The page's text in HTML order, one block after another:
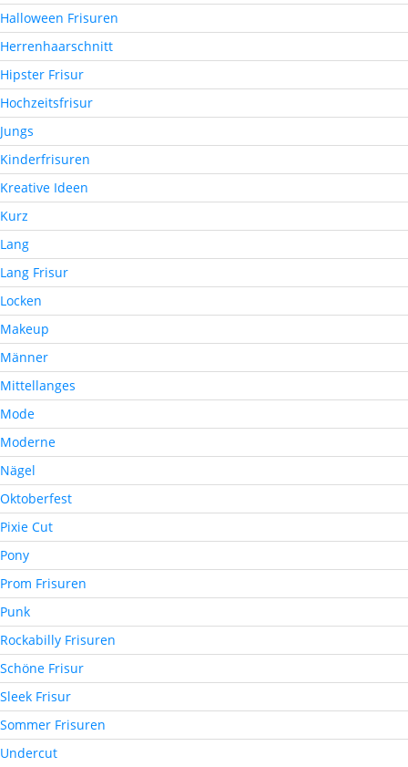
Halloween Frisuren
Herrenhaarschnitt
Hipster Frisur
Hochzeitsfrisur
Jungs
Kinderfrisuren
Kreative Ideen
Kurz
Lang
Lang Frisur
Locken
Makeup
Männer
Mittellanges
Mode
Moderne
Nägel
Oktoberfest
Pixie Cut
Pony
Prom Frisuren
Punk
Rockabilly Frisuren
Schöne Frisur
Sleek Frisur
Sommer Frisuren
Undercut